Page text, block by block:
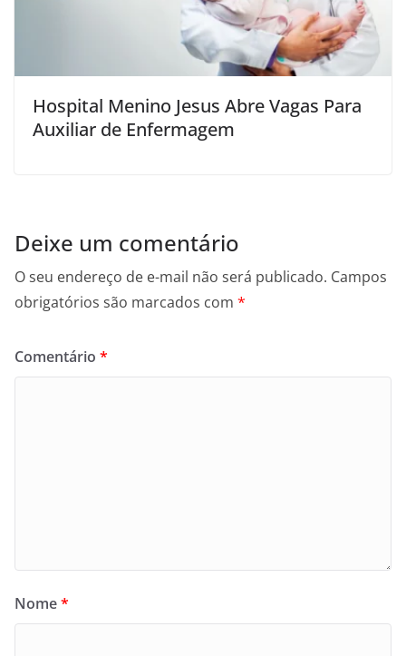
Hospital Menino Jesus Abre Vagas Para
Auxiliar de Enfermagem
Deixe um comentário
O seu endereço de e-mail não será publicado. Campos
obrigatórios são marcados com *
Comentário *
Nome*